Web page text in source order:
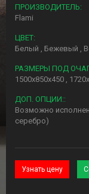
ПРОИЗВОДИТЕЛЬ:
Flami
ЦВЕТ:
Белый , Бежевый ,
РАЗМЕРЫ ПОД
1500x850x450 ,
ДОП. ОПЦИИ::
Возможно
серебро)
Узнать цену